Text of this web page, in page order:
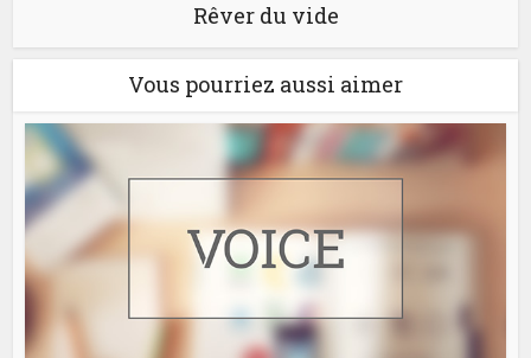
Rêver du vide
Vous pourriez aussi aimer